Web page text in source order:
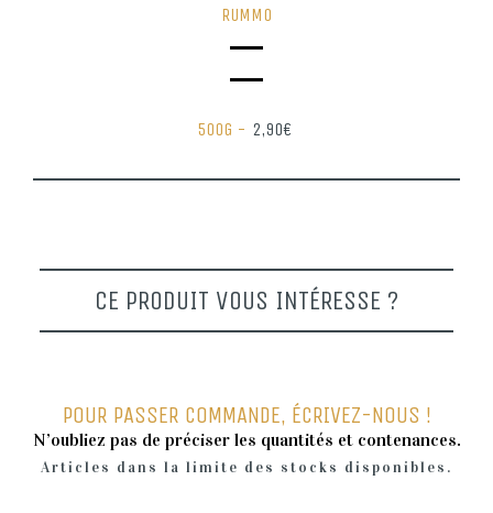
RUMMO
500G - 2,90€
CE PRODUIT VOUS INTÉRESSE ?
POUR PASSER COMMANDE, ÉCRIVEZ-NOUS !
N’oubliez pas de préciser les quantités et contenances.
Articles dans la limite des stocks disponibles.